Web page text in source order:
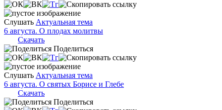
Слушать Актуальная тема
6 августа. О плодах молитвы
Скачать
Поделиться
Слушать Актуальная тема
6 августа. О святых Борисе и Глебе
Скачать
Поделиться